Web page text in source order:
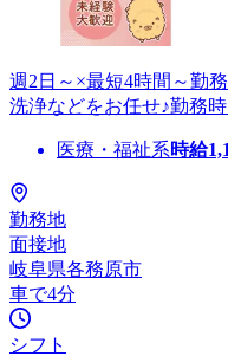
週2日～×最短4時間～勤
洗浄などをお任せ♪勤務
医療・福祉系時給
勤務地
面接地
岐阜県各務原市
車で4分
シフト